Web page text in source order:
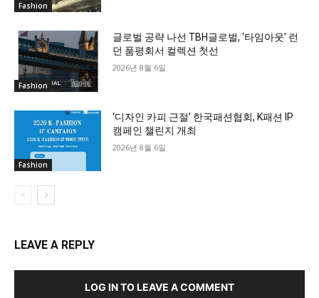
Fashion
Fashion
글로벌 공략 나선 TBH글로벌, ‘타임아웃’ 런
던 품평회서 컬렉션 첫선
2026년 8월 6일
Fashion
‘디자인 카피 근절’ 한국패션협회, K패션 IP
캠페인 챌린지 개최
2026년 8월 6일
LEAVE A REPLY
LOG IN TO LEAVE A COMMENT